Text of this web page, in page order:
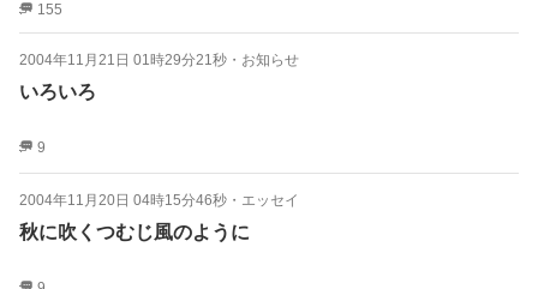
155
2004年11月21日 01時29分21秒 ・ お知らせ
いろいろ
9
2004年11月20日 04時15分46秒 ・ エッセイ
秋に吹くつむじ風のように